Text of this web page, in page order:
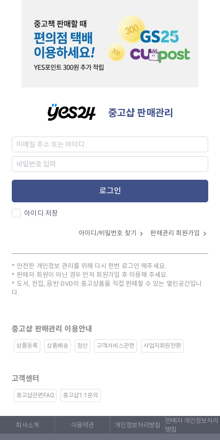
중고샵 판매관리
로그인
아이디 저장
아이디/비밀번호 찾기 판매관리 회원가입
안전한 개인정보 관리를 위해 다시 한번 로그인 해주세요.
판매자 회원이 아닌 경우 먼저 회원가입 후 이용해 주세요.
도서, 전집, 음반 DVD의 중고상품을 직접 판매할 수 있는 열린공간입니
다.
중고샵 판매관리 이용안내
상품등록 상품배송 정산 고객서비스관련 사업자회원전환
고객센터
중고샵관련FAQ 중고샵1:1문의
회사소개 이용약관 개인정보처리방침
판매자 개인정보처리
방침